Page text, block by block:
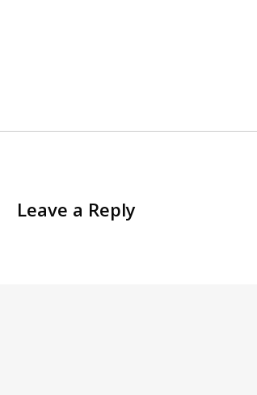
Leave a Reply